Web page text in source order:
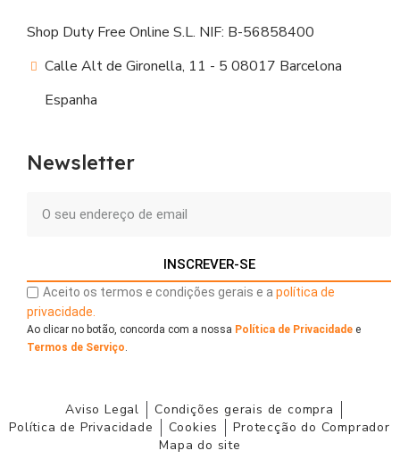
Shop Duty Free Online S.L. NIF: B-56858400
Calle Alt de Gironella, 11 - 5 08017 Barcelona
Espanha
Newsletter
INSCREVER-SE
Aceito os termos e condições gerais e a política de
privacidade.
Ao clicar no botão, concorda com a nossa Política de Privacidade e
Termos de Serviço
Aviso Legal
Condições gerais de compra
Política de Privacidade
Cookies
Protecção do Comprador
Mapa do site